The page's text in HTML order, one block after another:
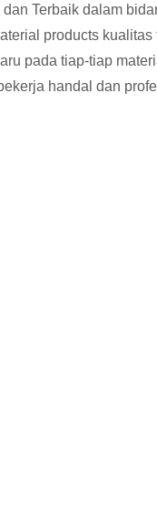
Terbaik dalam
products kualitas
pada tiap-tiap
handal dan